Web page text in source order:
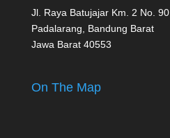
Jl. Raya Batujajar Km. 2 No. 90
Padalarang, Bandung Barat
Jawa Barat 40553
On The Map